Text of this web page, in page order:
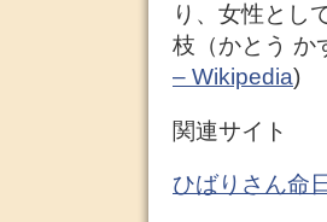
り、女性とし
枝（かとう か
– Wikipedia)
関連サイト
ひばりさん命